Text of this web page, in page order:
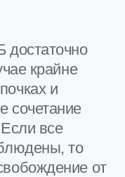
достаточно
крайне
и
сочетание
все
то
от